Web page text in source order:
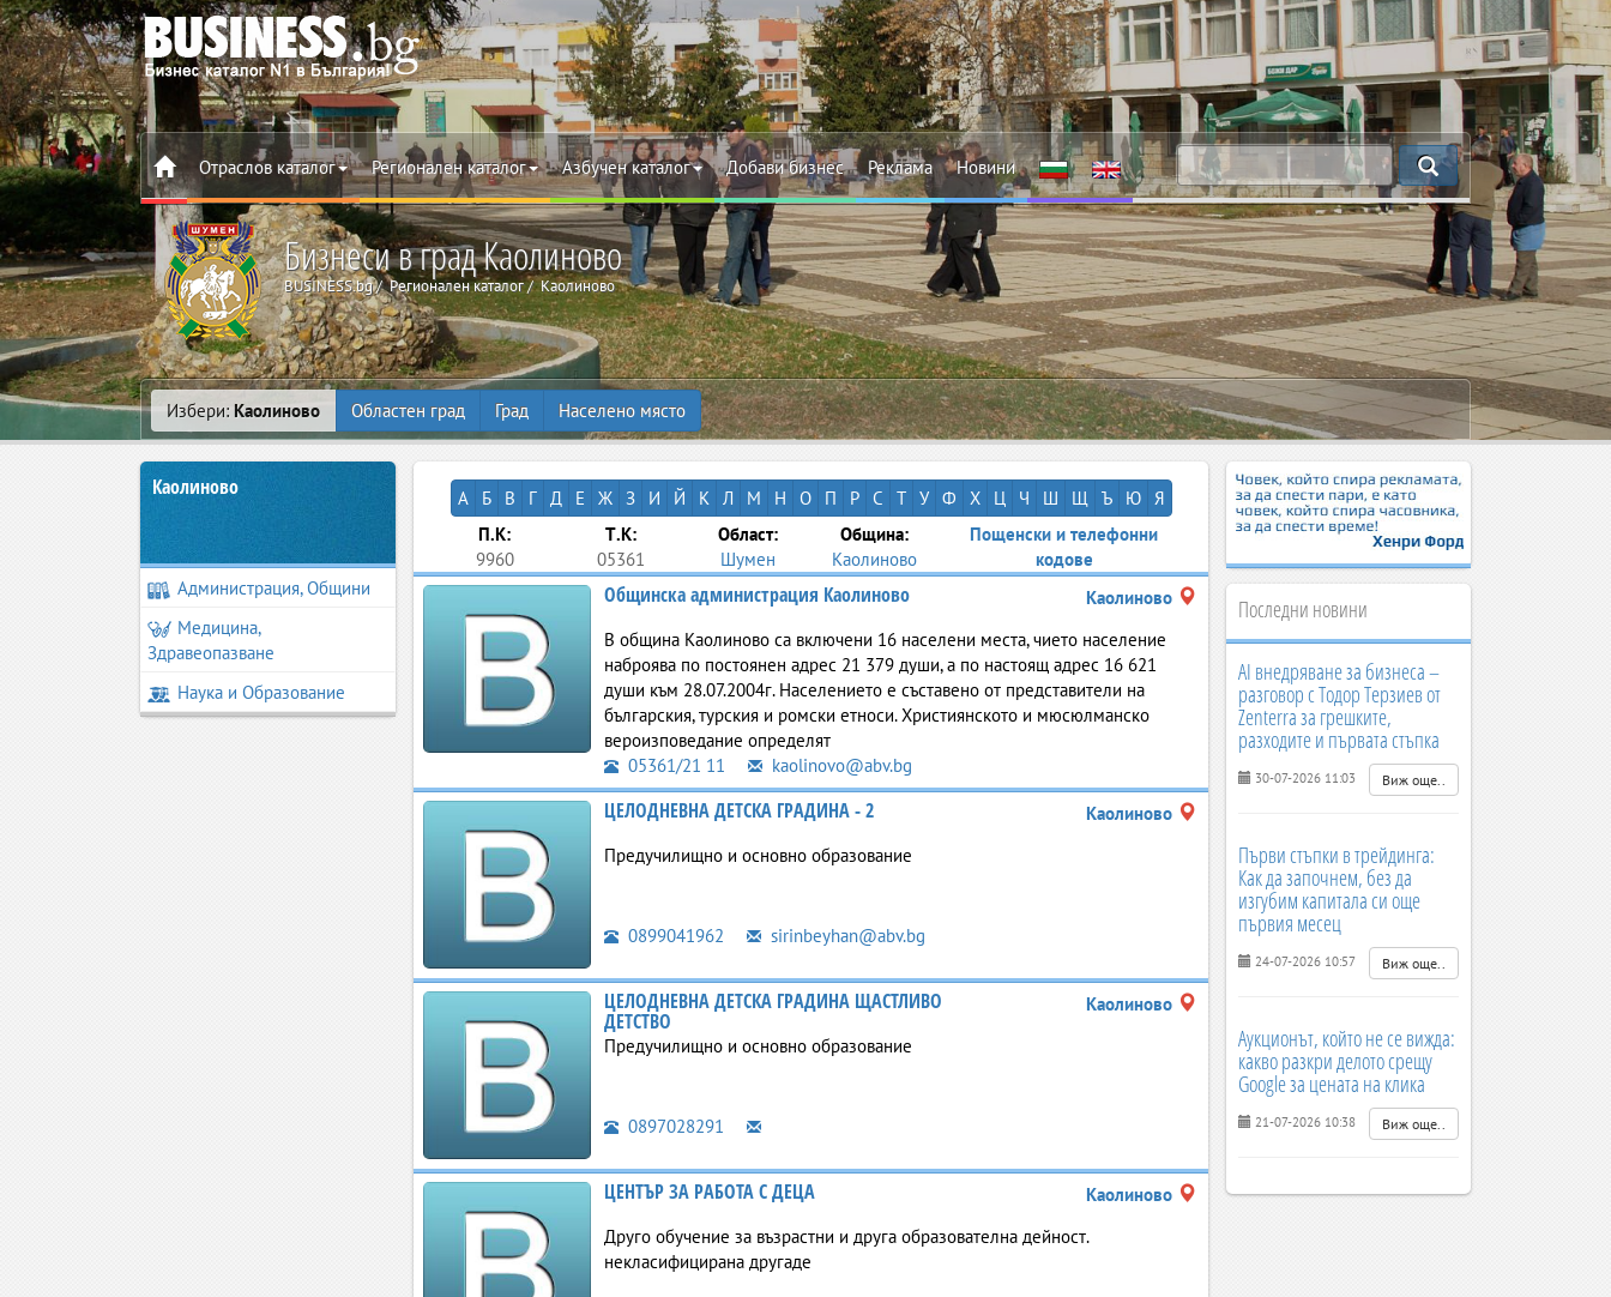
Отраслов каталог Регионален каталог Азбучен каталог Добави бизнес Реклама Новини
Бизнеси в град Каолиново
BUSINESS.bg Регионален каталог Каолиново
Избери: Каолиново Областен град Град Населено място
Каолиново
Администрация, Общини
Медицина,
Здравеопазване
Наука и Образование
А Б В Г Д Е Ж З И Й К Л М Н О П Р С Т У Ф Х Ц Ч Ш Щ Ъ Ю
Я
П.К:
9960
Т.К:
05361
Област:
Шумен
Община:
Каолиново
Пощенски и телефонни
кодове
Общинска администрация Каолиново
Каолиново
В община Каолиново са включени 16 населени места, чието население
наброява по постоянен адрес 21 379 души, а по настоящ адрес 16 621
души към 28.07.2004г. Населението е съставено от представители на
българския, турския и ромски етноси. Християнското и мюсюлманско
вероизповедание определят
05361/21 11
kaolinovo@abv.bg
ЦЕЛОДНЕВНА ДЕТСКА ГРАДИНА - 2
Каолиново
Предучилищно и основно образование
0899041962 sirinbeyhan@abv.bg
ЦЕЛОДНЕВНА ДЕТСКА ГРАДИНА ЩАСТЛИВО
ДЕТСТВО
Каолиново
Предучилищно и основно образование
0897028291
ЦЕНТЪР ЗА РАБОТА С ДЕЦА
Каолиново
Друго обучение за възрастни и друга образователна дейност.
некласифицирана другаде
Последни новини
AI внедряване за бизнеса –
разговор с Тодор Терзиев от
Zenterra за грешките,
разходите и първата стъпка
30-07-2026 11:03 Виж още..
Първи стъпки в трейдинга:
Как да започнем, без да
изгубим капитала си още
първия месец
24-07-2026 10:57 Виж още..
Аукционът, който не се вижда:
какво разкри делото срещу
Google за цената на клика
21-07-2026 10:38 Виж още..